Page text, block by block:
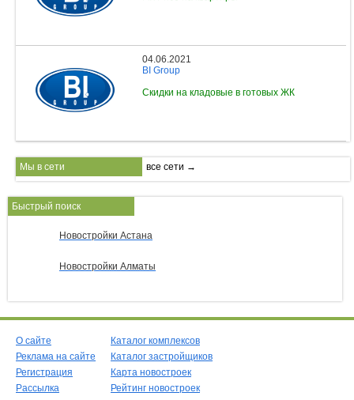
04.06.2021
BI Group
Скидки на кладовые в готовых ЖК
Мы в сети все сети →
Быстрый поиск
Новостройки Астана
Новостройки Алматы
О сайте
Реклама на сайте
Регистрация
Рассылка
Каталог комплексов
Каталог застройщиков
Карта новостроек
Рейтинг новостроек